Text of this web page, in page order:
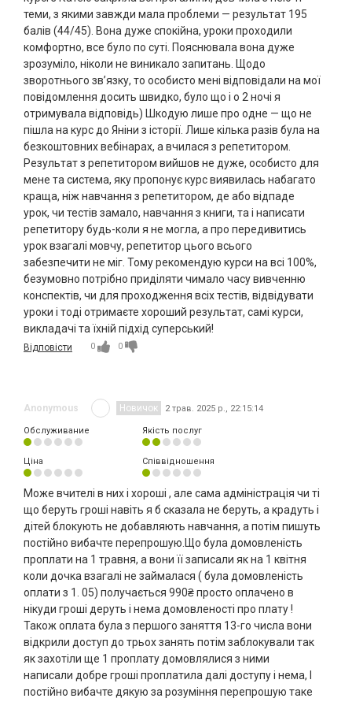
теми, з якими завжди мала проблеми — результат 195
балів (44/45). Вона дуже спокійна, уроки проходили
комфортно, все було по суті. Пояснювала вона дуже
зрозуміло, ніколи не виникало запитань. Щодо
зворотнього звʼязку, то особисто мені відповідали на мої
повідомлення досить швидко, було що і о 2 ночі я
отримувала відповідь) Шкодую лише про одне — що не
пішла на курс до Яніни з історії. Лише кілька разів була на
безкоштовних вебінарах, а вчилася з репетитором.
Результат з репетитором вийшов не дуже, особисто для
мене та система, яку пропонує курс виявилась набагато
краща, ніж навчання з репетитором, де або відпаде
урок, чи тестів замало, навчання з книги, та і написати
репетитору будь-коли я не могла, а про передивитись
урок взагалі мовчу, репетитор цього всього
забезпечити не міг. Тому рекомендую курси на всі 100%,
безумовно потрібно приділяти чимало часу вивченню
конспектів, чи для проходження всіх тестів, відвідувати
уроки і тоді отримаєте хороший результат, самі курси,
викладачі та їхній підхід суперський!
Відповісти 0 0
Anonymous Новичок 2 трав. 2025 р., 22:15:14
Обслуживание Якість послуг
Ціна Співвідношення
Може вчителі в них і хороші , але сама адміністрація чи ті
що беруть гроші навіть я б сказала не беруть, а крадуть і
дітей блокують не добавляють навчання, а потім пишуть
постійно вибачте перепрошую.Що була домовленість
проплати на 1 травня, а вони її записали як на 1 квітня
коли дочка взагалі не займалася ( була домовленість
оплати з 1. 05) получається 990₴ просто оплачено в
нікуди гроші деруть і нема домовленості про плату !
Також оплата була з першого заняття 13-го числа вони
відкрили доступ до трьох занять потім заблокували так
як захотіли ще 1 проплату домовлялися з ними
написали добре гроші проплатила далі доступу і нема, І
постійно вибачте дякую за розуміння перепрошую таке